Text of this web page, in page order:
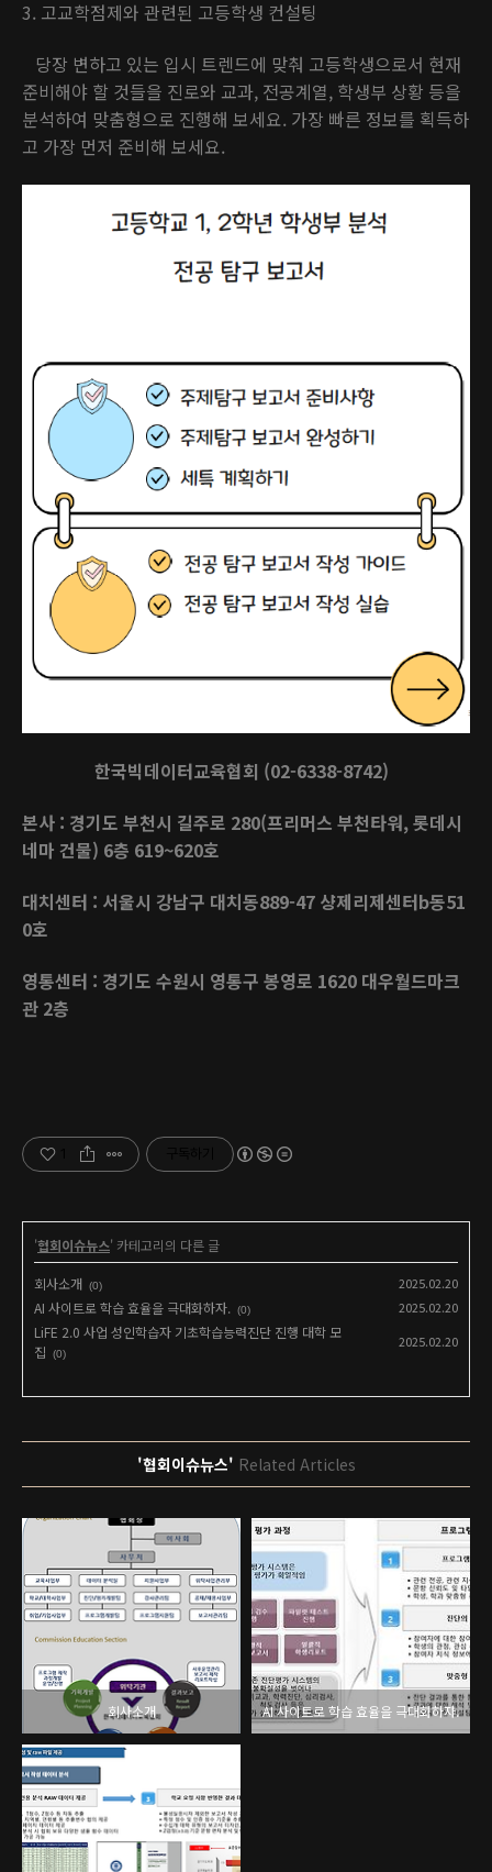
3. 고교학점제와 관련된 고등학생 컨설팅
당장 변하고 있는 입시 트렌드에 맞춰 고등학생으로서 현재
준비해야 할 것들을 진로와 교과, 전공계열, 학생부 상황 등을
분석하여 맞춤형으로 진행해 보세요. 가장 빠른 정보를 획득하
고 가장 먼저 준비해 보세요.
한국빅데이터교육협회 (02-6338-8742)
본사 : 경기도 부천시 길주로 280(프리머스 부천타워, 롯데시
네마 건물) 6층 619~620호
대치센터 : 서울시 강남구 대치동889-47 샹제리제센터b동51
0호
영통센터 : 경기도 수원시 영통구 봉영로 1620 대우월드마크
관 2층
'협회이슈뉴스' 카테고리의 다른 글
회사소개 (0) 2025.02.20
AI 사이트로 학습 효율을 극대화하자. (0) 2025.02.20
LiFE 2.0 사업 성인학습자 기초학습능력진단 진행 대학 모
집
(0)
2025.02.20
'협회이슈뉴스' Related Articles
회사소개 AI 사이트로 학습 효율을 극대화하자.